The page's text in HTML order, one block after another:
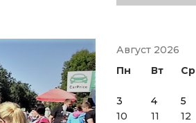
Август 2026
Пн
Вт Ср
3
4 5
10
11 12